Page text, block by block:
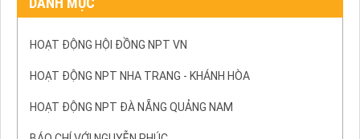
HOẠT ĐỘNG HỘI ĐỒNG NPT VN
HOẠT ĐỘNG NPT NHA TRANG - KHÁNH HÒA
HOẠT ĐỘNG NPT ĐÀ NẴNG QUẢNG NAM